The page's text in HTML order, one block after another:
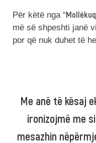
Për këtë nga “
më së shpeshti janë
por që nuk duhet të
Me anë të kësaj
ironizojmë me
mesazhin